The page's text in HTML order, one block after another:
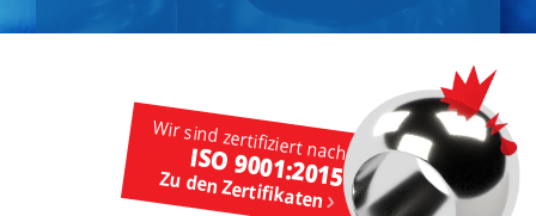
Wir sind zertifiziert nach
ISO 9001:2015
Zu den Zertifikaten